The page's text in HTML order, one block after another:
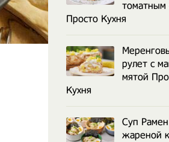
томатным
Просто Кухня
рулет с
мятой
Кухня
Суп
жареной